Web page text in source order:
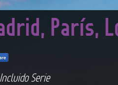
París,
Serie